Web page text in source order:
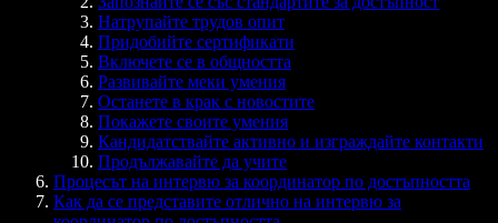
Натрупайте трудов опит
Придобийте сертификати
Включете се в общността
Развивайте меки умения
Останете в крак с новостите
Покажете своите умения
Кандидатствайте активно и изграждайте контакти
Продължавайте да учите
Процесът на интервю за координатор по достъпността
Как да се представите отлично на интервю за